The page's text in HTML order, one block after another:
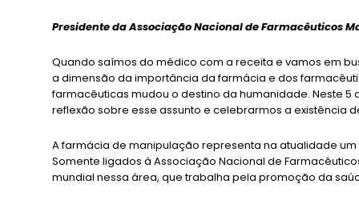
Presidente da Associação Nacional de Farmacêuticos
Quando saímos do médico com a receita e vamos em
a dimensão da importância da farmácia e dos
farmacêuticas mudou o destino da humanidade. Neste
reflexão sobre esse assunto e celebrarmos a existência
A farmácia de manipulação representa na atualidade
Somente ligados à Associação Nacional de
mundial nessa área, que trabalha pela promoção da